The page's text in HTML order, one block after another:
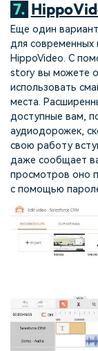
7.
Еще один
для современных
HippoVideo. С
story вы можете
использовать
места.
доступные вам,
аудиодорожек,
свою работу
даже сообщает
просмотров оно
с помощью